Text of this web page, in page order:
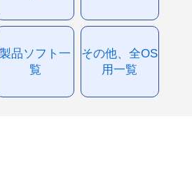
製品ソフト一
覧
その他、全OS
用一覧